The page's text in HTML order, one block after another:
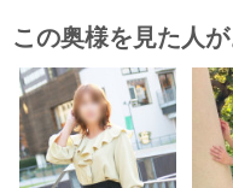
この奥様を見た人